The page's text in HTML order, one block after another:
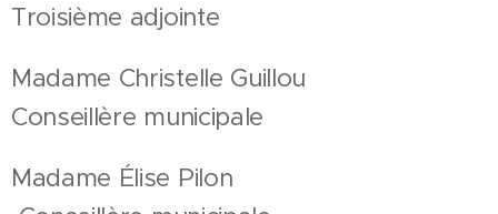
Troisième adjointe
Madame Christelle Guillou
Conseillère municipale
Madame Élise Pilon